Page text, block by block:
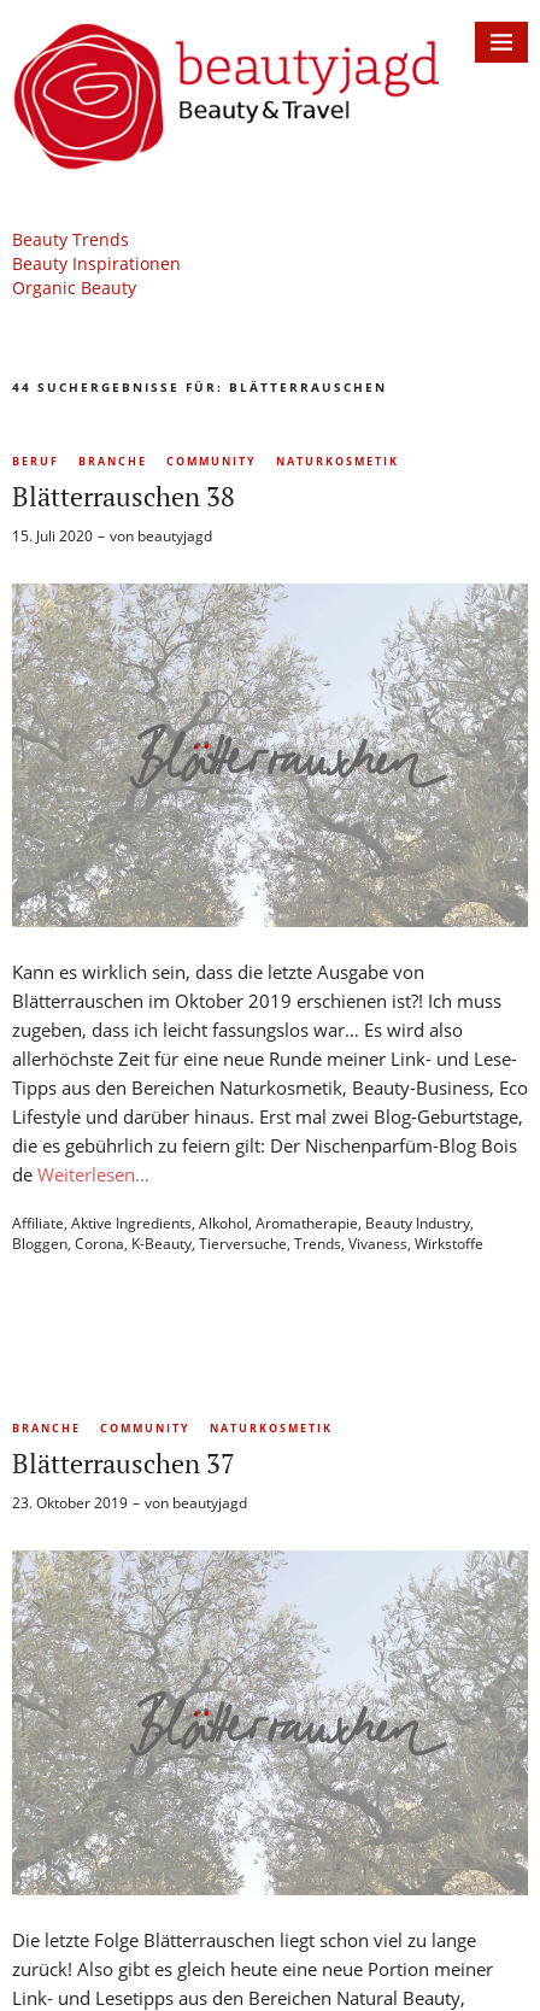
Beauty Trends
Beauty Inspirationen
Organic Beauty
44 SUCHERGEBNISSE FÜR: BLÄTTERRAUSCHEN
BERUF BRANCHE COMMUNITY NATURKOSMETIK
Blätterrauschen 38
15. Juli 2020 von beautyjagd
Kann es wirklich sein, dass die letzte Ausgabe von
Blätterrauschen im Oktober 2019 erschienen ist?! Ich muss
zugeben, dass ich leicht fassungslos war… Es wird also
allerhöchste Zeit für eine neue Runde meiner Link- und Lese-
Tipps aus den Bereichen Naturkosmetik, Beauty-Business, Eco
Lifestyle und darüber hinaus. Erst mal zwei Blog-Geburtstage,
die es gebührlich zu feiern gilt: Der Nischenparfüm-Blog Bois
de Weiterlesen…
Affiliate, Aktive Ingredients, Alkohol, Aromatherapie, Beauty Industry,
Bloggen, Corona, K-Beauty, Tierversuche, Trends, Vivaness, Wirkstoffe
BRANCHE COMMUNITY NATURKOSMETIK
Blätterrauschen 37
23. Oktober 2019 von beautyjagd
Die letzte Folge Blätterrauschen liegt schon viel zu lange
zurück! Also gibt es gleich heute eine neue Portion meiner
Link- und Lesetipps aus den Bereichen Natural Beauty,